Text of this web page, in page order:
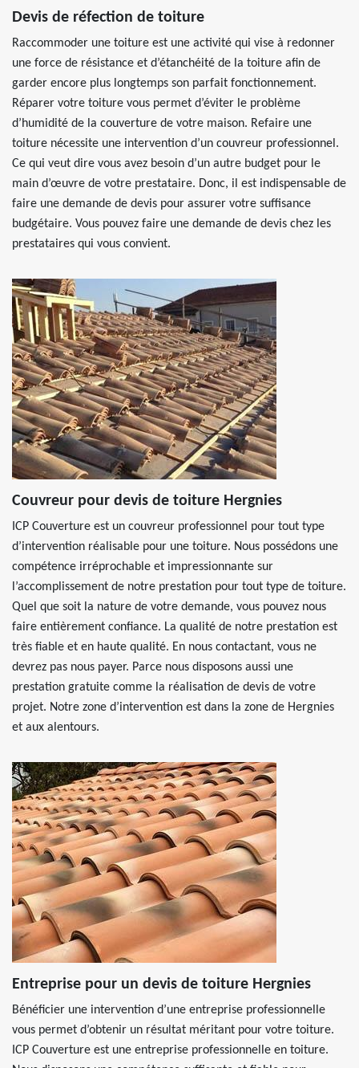
Devis de réfection de toiture
Raccommoder une toiture est une activité qui vise à redonner
une force de résistance et d’étanchéité de la toiture afin de
garder encore plus longtemps son parfait fonctionnement.
Réparer votre toiture vous permet d’éviter le problème
d’humidité de la couverture de votre maison. Refaire une
toiture nécessite une intervention d’un couvreur professionnel.
Ce qui veut dire vous avez besoin d’un autre budget pour le
main d’œuvre de votre prestataire. Donc, il est indispensable de
faire une demande de devis pour assurer votre suffisance
budgétaire. Vous pouvez faire une demande de devis chez les
prestataires qui vous convient.
Couvreur pour devis de toiture Hergnies
ICP Couverture est un couvreur professionnel pour tout type
d’intervention réalisable pour une toiture. Nous possédons une
compétence irréprochable et impressionnante sur
l’accomplissement de notre prestation pour tout type de toiture.
Quel que soit la nature de votre demande, vous pouvez nous
faire entièrement confiance. La qualité de notre prestation est
très fiable et en haute qualité. En nous contactant, vous ne
devrez pas nous payer. Parce nous disposons aussi une
prestation gratuite comme la réalisation de devis de votre
projet. Notre zone d’intervention est dans la zone de Hergnies
et aux alentours.
Entreprise pour un devis de toiture Hergnies
Bénéficier une intervention d’une entreprise professionnelle
vous permet d’obtenir un résultat méritant pour votre toiture.
ICP Couverture est une entreprise professionnelle en toiture.